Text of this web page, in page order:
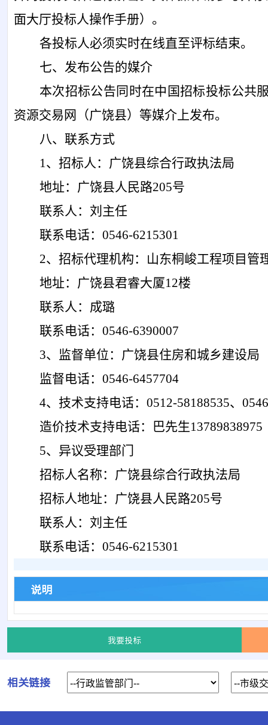
面大厅投标人操作手册）。
各投标人必须实时在线直至评标结束。
七、发布公告的媒介
本次招标公告同时在中国招标投标公共
资源交易网（广饶县）等媒介上发布。
八、联系方式
1、招标人：广饶县综合行政执法局
地址：广饶县人民路205号
联系人：刘主任
联系电话： 0546-6215301
2、招标代理机构：山东桐峻工程项目管
地址：广饶县君睿大厦12楼
联系人：成璐
联系电话： 0546-6390007
3、监督单位：广饶县住房和城乡建设局
监督电话： 0546-6457704
4、技术支持电话：0512-58188535、
造价技术支持电话：巴先生13789838975
5、异议受理部门
招标人名称：广饶县综合行政执法局
招标人地址：广饶县人民路205号
联系人：刘主任
联系电话： 0546-6215301
说明
我要投标
相关链接